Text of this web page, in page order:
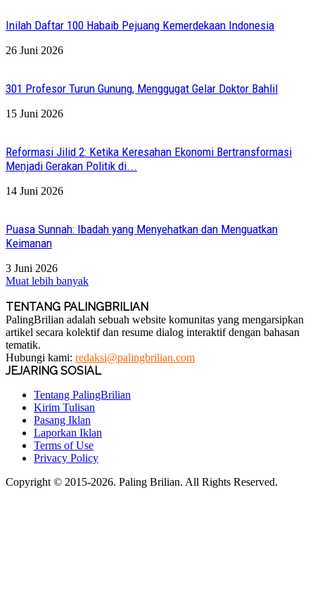
Inilah Daftar 100 Habaib Pejuang Kemerdekaan Indonesia
26 Juni 2026
301 Profesor Turun Gunung, Menggugat Gelar Doktor Bahlil
15 Juni 2026
Reformasi Jilid 2: Ketika Keresahan Ekonomi Bertransformasi
Menjadi Gerakan Politik di...
14 Juni 2026
Puasa Sunnah: Ibadah yang Menyehatkan dan Menguatkan
Keimanan
3 Juni 2026
Muat lebih banyak
TENTANG PALINGBRILIAN
PalingBrilian adalah sebuah website komunitas yang mengarsipkan
artikel secara kolektif dan resume dialog interaktif dengan bahasan
tematik.
Hubungi kami: redaksi@palingbrilian.com
JEJARING SOSIAL
Tentang PalingBrilian
Kirim Tulisan
Pasang Iklan
Laporkan Iklan
Terms of Use
Privacy Policy
Copyright © 2015-2026. Paling Brilian. All Rights Reserved.